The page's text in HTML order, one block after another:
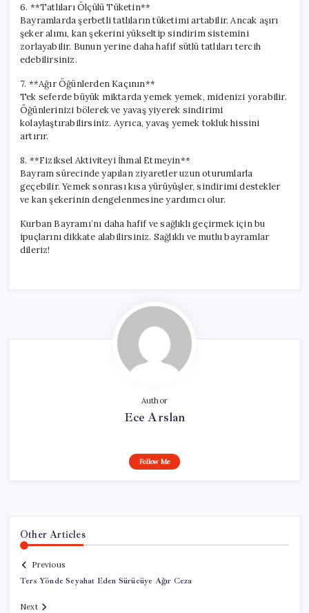
6. **Tatlıları Ölçülü Tüketin**
Bayramlarda şerbetli tatlıların tüketimi artabilir. Ancak aşırı
şeker alımı, kan şekerini yükseltip sindirim sistemini
zorlayabilir. Bunun yerine daha hafif sütlü tatlıları tercih
edebilirsiniz.
7. **Ağır Öğünlerden Kaçının**
Tek seferde büyük miktarda yemek yemek, midenizi yorabilir.
Öğünlerinizi bölerek ve yavaş yiyerek sindirimi
kolaylaştırabilirsiniz. Ayrıca, yavaş yemek tokluk hissini
artırır.
8. **Fiziksel Aktiviteyi İhmal Etmeyin**
Bayram sürecinde yapılan ziyaretler uzun oturumlarla
geçebilir. Yemek sonrası kısa yürüyüşler, sindirimi destekler
ve kan şekerinin dengelenmesine yardımcı olur.
Kurban Bayramı’nı daha hafif ve sağlıklı geçirmek için bu
ipuçlarını dikkate alabilirsiniz. Sağlıklı ve mutlu bayramlar
dileriz!
Author
Ece Arslan
Follow Me
Other Articles
Previous
Ters Yönde Seyahat Eden Sürücüye Ağır Ceza
Next